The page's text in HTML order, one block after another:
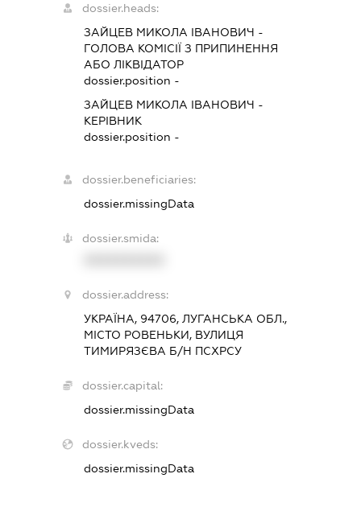
dossier.heads:
ЗАЙЦЕВ МИКОЛА ІВАНОВИЧ -
ГОЛОВА КОМІСІЇ З ПРИПИНЕННЯ
АБО ЛІКВІДАТОР
dossier.position -
ЗАЙЦЕВ МИКОЛА ІВАНОВИЧ -
КЕРІВНИК
dossier.position -
dossier.beneficiaries:
dossier.missingData
dossier.smida:
dossier.address:
УКРАЇНА, 94706, ЛУГАНСЬКА ОБЛ.,
МІСТО РОВЕНЬКИ, ВУЛИЦЯ
ТИМИРЯЗЄВА Б/Н ПСХРСУ
dossier.capital:
dossier.missingData
dossier.kveds:
dossier.missingData